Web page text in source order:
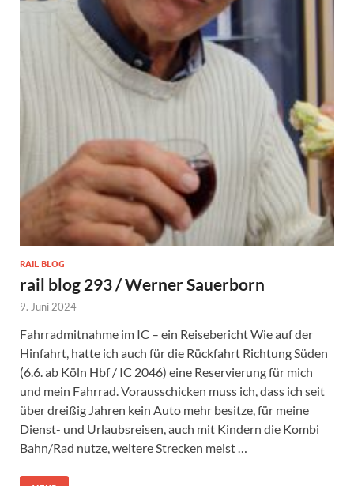
RAIL BLOG
rail blog 293 / Werner Sauerborn
9. Juni 2024
Fahrradmitnahme im IC – ein Reisebericht Wie auf der
Hinfahrt, hatte ich auch für die Rückfahrt Richtung Süden
(6.6. ab Köln Hbf / IC 2046) eine Reservierung für mich
und mein Fahrrad. Vorausschicken muss ich, dass ich seit
über dreißig Jahren kein Auto mehr besitze, für meine
Dienst- und Urlaubsreisen, auch mit Kindern die Kombi
Bahn/Rad nutze, weitere Strecken meist …